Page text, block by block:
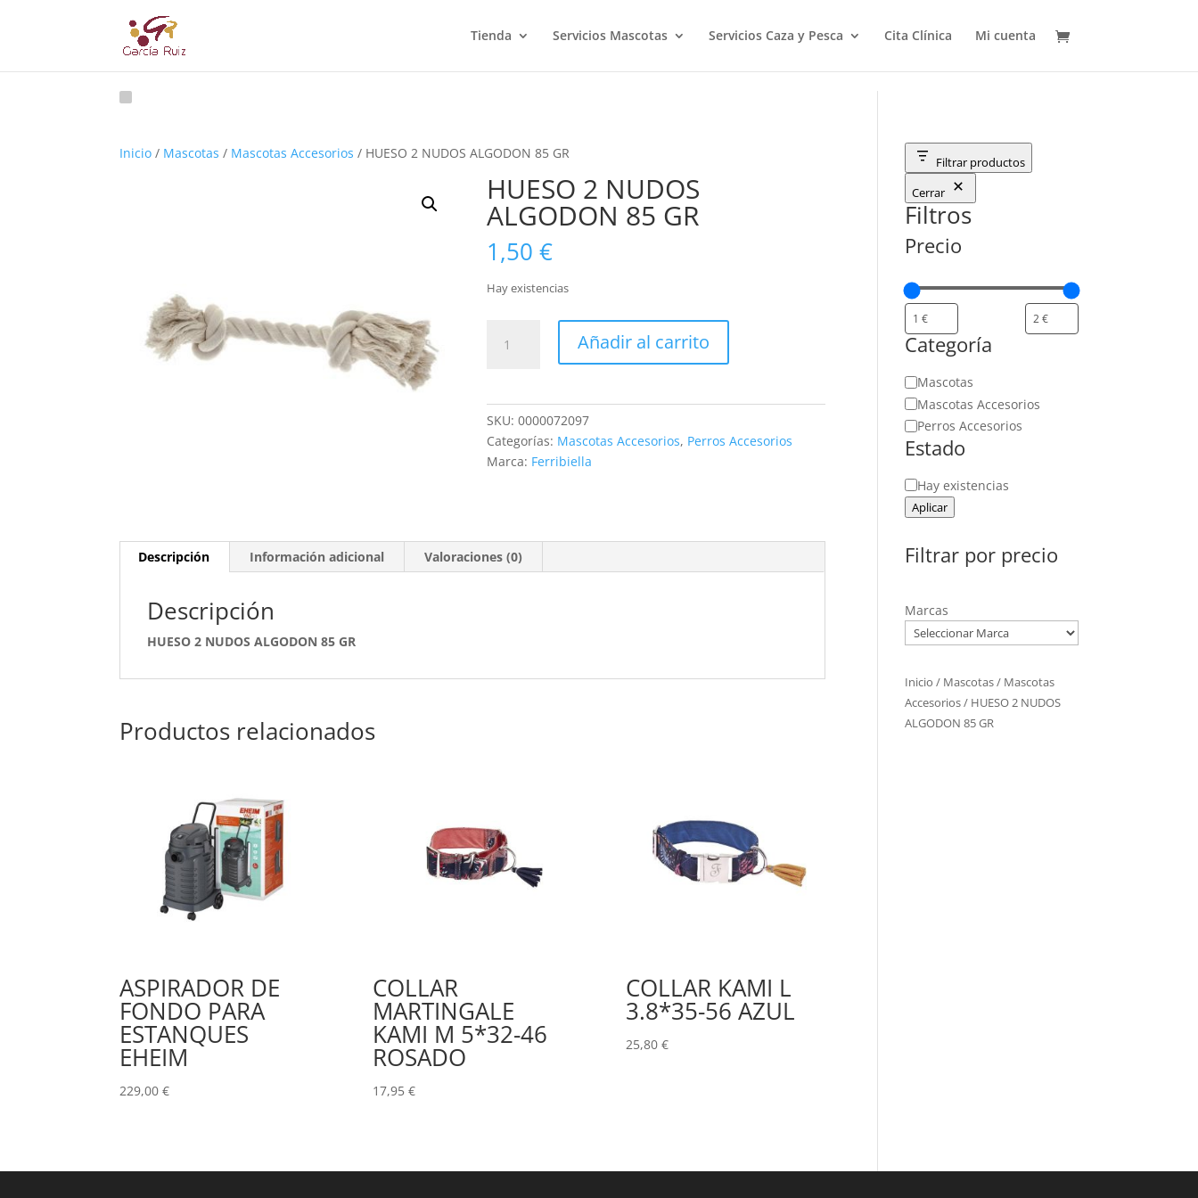
Tienda Servicios Mascotas Servicios Caza y Pesca Cita Clínica Mi cuenta
Inicio / Mascotas / Mascotas Accesorios / HUESO 2 NUDOS ALGODON 85 GR
HUESO 2 NUDOS
ALGODON 85 GR
1,50€
Hay existencias
cantidad
Añadir al carrito
SKU:0000072097
Categorías: Mascotas Accesorios, Perros Accesorios
Marca: Ferribiella
Descripción Información adicional Valoraciones (0)
Descripción
HUESO 2 NUDOS ALGODON 85 GR
Productos relacionados
ASPIRADOR DE
FONDO PARA
ESTANQUES
EHEIM
229,00€
COLLAR
MARTINGALE
KAMI M 5*32-46
ROSADO
17,95 €
COLLAR KAMI L
3.8*35-56 AZUL
25,80 €
Filtrar productos
Cerrar
Filtros
Precio
Categoría
Categoría
Mascotas
Mascotas Accesorios
Perros Accesorios
Estado
Estado
Hay existencias
Aplicar
Filtrar por precio
Marcas
Inicio / Mascotas/ Mascotas
Accesorios/ HUESO 2 NUDOS
ALGODON 85 GR